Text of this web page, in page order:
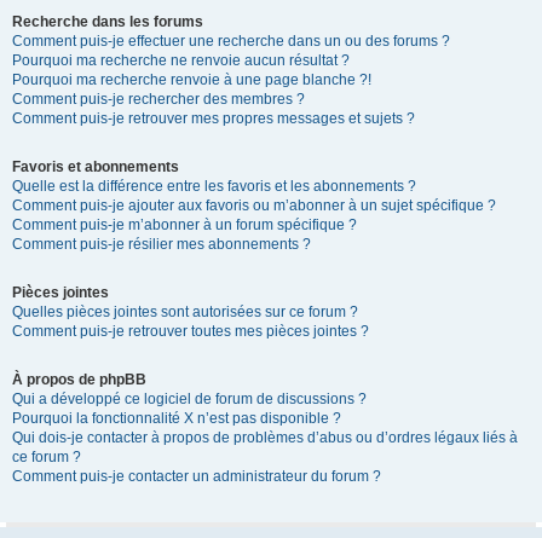
Recherche dans les forums
Comment puis-je effectuer une recherche dans un ou des forums ?
Pourquoi ma recherche ne renvoie aucun résultat ?
Pourquoi ma recherche renvoie à une page blanche ?!
Comment puis-je rechercher des membres ?
Comment puis-je retrouver mes propres messages et sujets ?
Favoris et abonnements
Quelle est la différence entre les favoris et les abonnements ?
Comment puis-je ajouter aux favoris ou m’abonner à un sujet spécifique ?
Comment puis-je m’abonner à un forum spécifique ?
Comment puis-je résilier mes abonnements ?
Pièces jointes
Quelles pièces jointes sont autorisées sur ce forum ?
Comment puis-je retrouver toutes mes pièces jointes ?
À propos de phpBB
Qui a développé ce logiciel de forum de discussions ?
Pourquoi la fonctionnalité X n’est pas disponible ?
Qui dois-je contacter à propos de problèmes d’abus ou d’ordres légaux liés à
ce forum ?
Comment puis-je contacter un administrateur du forum ?